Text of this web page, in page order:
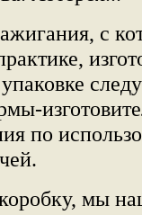
с
по
мы